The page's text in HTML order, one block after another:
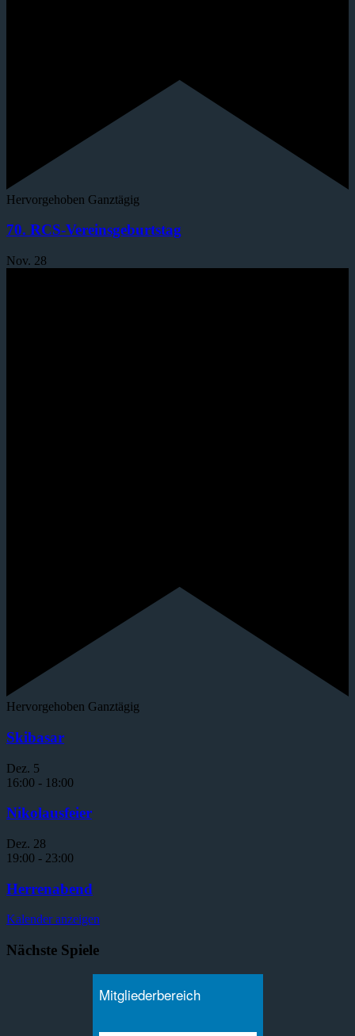
Hervorgehoben Ganztägig
70. RCS-Vereinsgeburtstag
Nov. 28
Hervorgehoben Ganztägig
Skibasar
Dez. 5
16:00 - 18:00
Nikolausfeier
Dez. 28
19:00 - 23:00
Herrenabend
Kalender anzeigen
Nächste Spiele